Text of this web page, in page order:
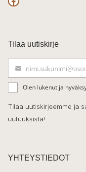
F
c
e
b
o
o
k
Tilaa uutiskirje
ä
h
k
t
Olen lukenut ja
Tilaa uutiskirjeemme ja
uutuuksista!
YHTEYSTIEDOT